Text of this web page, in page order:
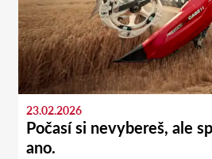
23.02.2026
Počasí si nevybereš, ale
ano.